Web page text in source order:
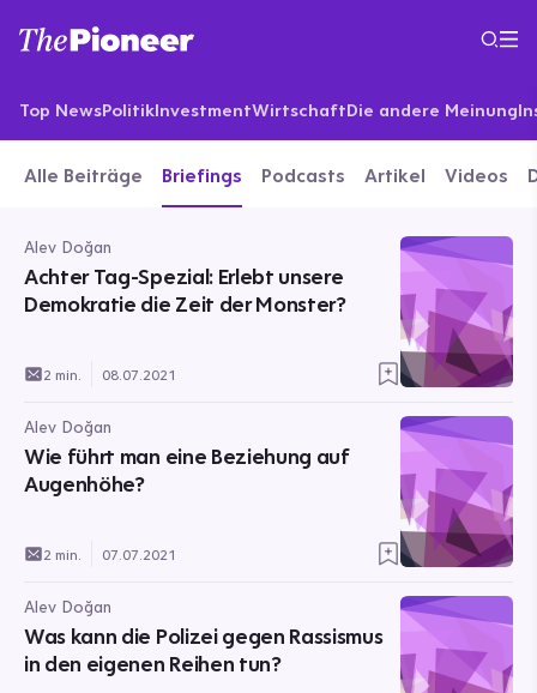
Top NewsPolitikInvestmentWirtschaftDie andere Meinung
Alle Beiträge Briefings Podcasts Artikel Videos
Alev Doğan
Achter Tag-Spezial: Erlebt unsere
Demokratie die Zeit der Monster?
2 min. 08.07.2021
Alev Doğan
Wie führt man eine Beziehung auf
Augenhöhe?
2 min. 07.07.2021
Alev Doğan
Was kann die Polizei gegen Rassismus
in den eigenen Reihen tun?